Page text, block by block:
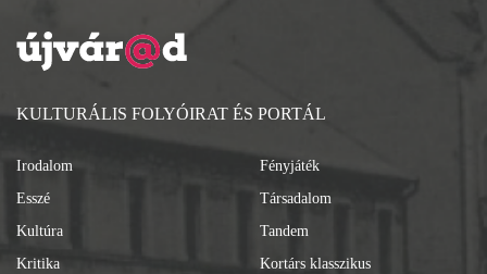
KULTURÁLIS FOLYÓIRAT ÉS PORTÁL
Irodalom
Esszé
Kultúra
Kritika
Fényjáték
Társadalom
Tandem
Kortárs klasszikus